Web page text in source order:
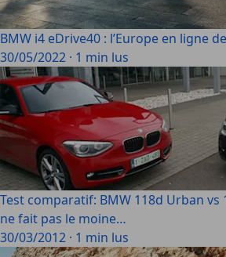
BMW i4 eDrive40 : l’Europe en ligne
30/05/2022 · 1 min lus
Test comparatif: BMW 118d Urban vs
ne fait pas le moine…
30/03/2012 · 1 min lus